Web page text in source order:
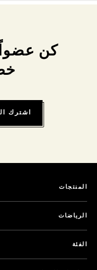
كن
اشترك
المنتجات
الرياضات
الفئة